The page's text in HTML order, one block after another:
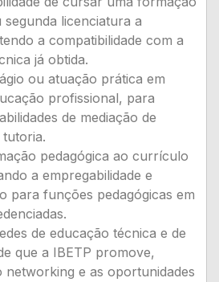
segunda licenciatura a
a compatibilidade com a
já obtida.
ou atuação prática em
profissional, para
de mediação de
pedagógica ao currículo
a empregabilidade e
para funções pedagógicas em
de educação técnica e de
que a IBETP promove,
e as oportunidades